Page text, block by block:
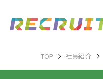
TOP 社員紹介